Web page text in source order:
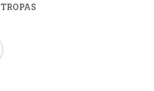
TROPAS